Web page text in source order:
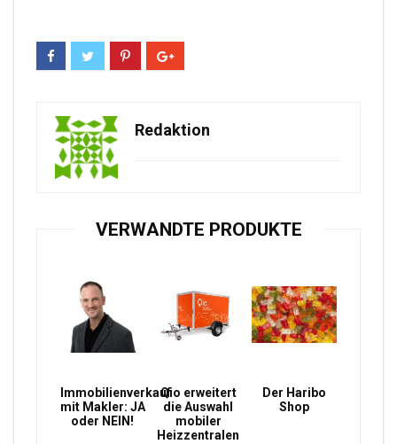
Redaktion
VERWANDTE PRODUKTE
Immobilienverkauf
mit Makler: JA
oder NEIN!
Qio erweitert
die Auswahl
mobiler
Heizzentralen
Der Haribo
Shop